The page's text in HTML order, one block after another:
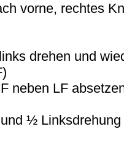
vorne, rechtes
drehen und
neben LF
½